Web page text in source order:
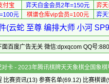
付宝 弈天白金会员2年=150元
弈
元
棋谱仓库vip会员=100元 弈
(云蛇 至尊 编排大师 小河
面百度广告无关 微信:dpxqcom QQ号
]的配对卡 - 2023年腾讯
比赛资讯(13) 参赛名单(69.12) 比赛棋谱